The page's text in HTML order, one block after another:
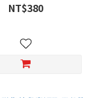
NT$380